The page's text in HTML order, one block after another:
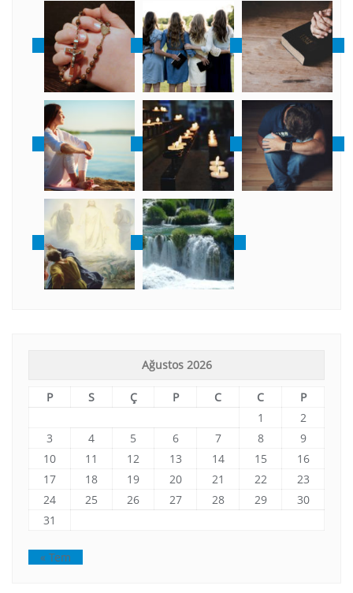
Ağustos 2026
P S Ç P C C
P
1
2
3
4 5 6 7 8
9
10
11 12 13 14 15
16
17
18 19 20 21 22
23
24
25 26 27 28 29
30
31
« Tem